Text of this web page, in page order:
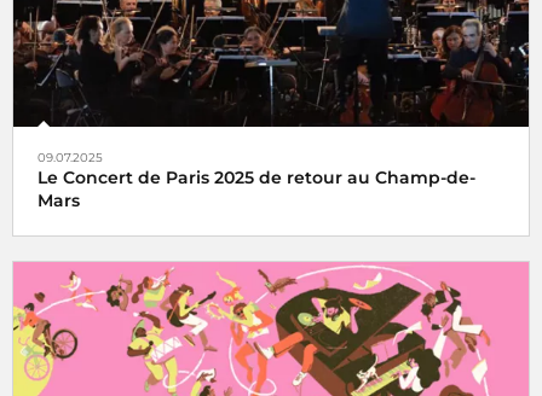
09.07.2025
Le Concert de Paris 2025 de retour au Champ-de-
Mars
Le Concert de Paris du 14 juillet revient au pied de la Tour
Eiffel toujours en direct sur France Inter, France 2 et dans
le monde entier